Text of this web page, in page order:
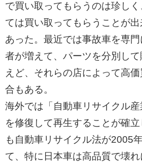
で買い取ってもらうのは珍し
ては買い取ってもらうことが
あった。最近では事故車を専
者が増えて、パーツを分別し
えど、それらの店によって高
合もある。
海外では「自動車リサイクル
を修復して再生することが確
も自動車リサイクル法が2005
て、特に日本車は高品質で壊